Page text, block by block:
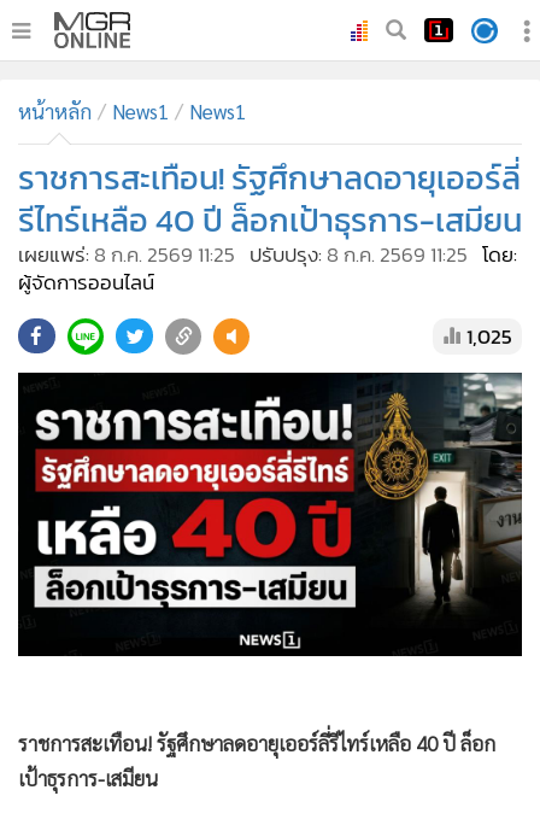
ทันเหตุการณ์
• ภาคใต้
• ภูมิภาค
Online Section
• บันเทิง
• ผู้จัดการรายวัน
• คอลัมนิสต์
CbizReview
Cyber BIZ
ผู้จัดกวน
Good health & Well-being
Green Innovation & SD
Management & HR
• MGR Live
ท่องเที่ยว
กีฬา
หน้าหลัก News1 News1
ราชการสะเทือน! รัฐศึกษาลดอายุเออร์ลี่
รีไทร์เหลือ 40 ปี ล็อกเป้าธุรการ-เสมียน
เผยแพร่: 8 ก.ค. 2569 11:25 ปรับปรุง: 8 ก.ค. 2569 11:25 โดย:
ผู้จัดการออนไลน์
1,025